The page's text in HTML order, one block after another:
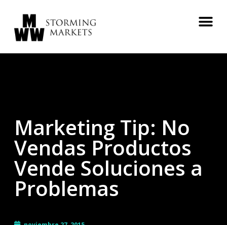
Marketing Tip: No
Vendas Productos
Vende Soluciones a
Problemas